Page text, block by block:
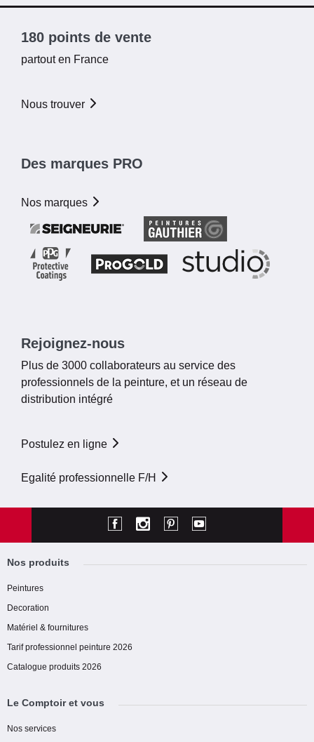
180 points de vente
partout en France
Nous trouver
Des marques PRO
Nos marques
Rejoignez-nous
Plus de 3000 collaborateurs au service des
professionnels de la peinture, et un réseau de
distribution intégré
Postulez en ligne
Egalité professionnelle F/H
Nos produits
Peintures
Decoration
Matériel & fournitures
Tarif professionnel peinture 2026
Catalogue produits 2026
Le Comptoir et vous
Nos services